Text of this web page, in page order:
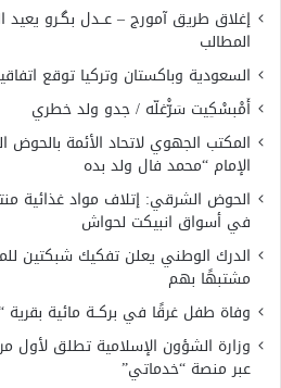
إغلاق طريق آمورج – عــدل بگـرو
المطالب
السعودية وباكستان وتركيا توقع
أَمْبسْكِيت سَرّْغلّه / جدو ولد خطري
المكتب الجهوي لاتحاد الأئمة
الإمام “محمد فال ولد بده
الحوض الشرقي: إتلاف مواد غذائية
في أسواق انبيكت لحواش
مشتبهًا بهم
وفاة طفل غرقًا في بركــة مائية
وزارة الشؤون الإسلامية تطلق لأول
عبر منصة “خدماتي”